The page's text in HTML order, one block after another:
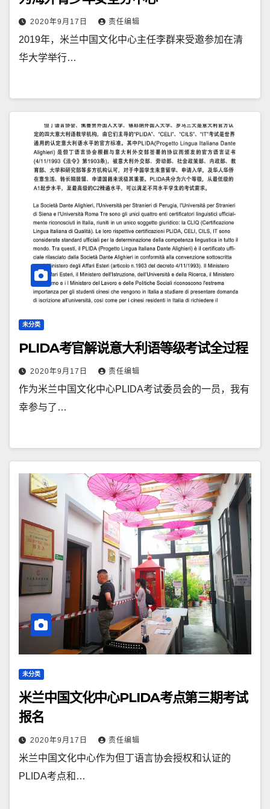
2020年9月17日 责任编辑
2019年，米兰中国文化中心主任李群来受邀参加在清
华大学举行…
未分类
PLIDA考官解说意大利语等级考试全过程
2020年9月17日 责任编辑
作为米兰中国文化中心PLIDA考试委员会的一员，我有
幸参与了…
未分类
米兰中国文化中心PLIDA考点第三期考试
报名
2020年9月17日 责任编辑
米兰中国文化中心作为但丁语言协会授权和认证的
PLIDA考点和…